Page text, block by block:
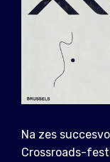
Na zes
Crossroads-